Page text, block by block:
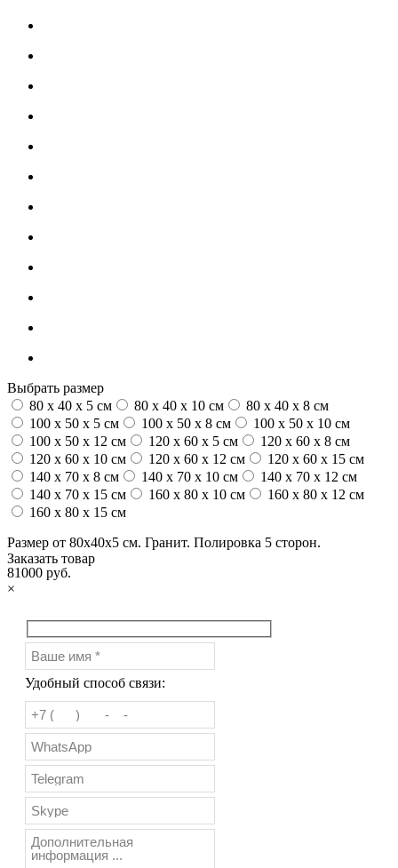
Выбрать размер
80 x 40 x 5 см
80 x 40 x 10 см
80 x 40 x 8 см
100 x 50 x 5 см
100 х 50 х 8 см
100 x 50 x 10 см
100 x 50 x 12 см
120 x 60 x 5 см
120 x 60 x 8 см
120 x 60 x 10 см
120 x 60 x 12 см
120 x 60 x 15 см
140 x 70 x 8 см
140 x 70 x 10 см
140 x 70 x 12 см
140 x 70 x 15 см
160 x 80 x 10 см
160 x 80 x 12 см
160 x 80 x 15 см
Размер от 80х40х5 см. Гранит. Полировка 5 сторон.
81000 руб.
Заказать товар
×
Удобный способ связи: